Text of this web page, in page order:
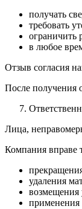
получать
требовать
ограничить
в любое
Отзыв согласия
После получения
Лица,
Компания вправе
удаления
возмещения
применения